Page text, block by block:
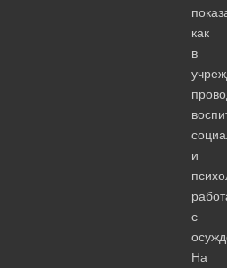
как
в
и
с
На